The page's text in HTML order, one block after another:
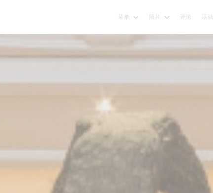
菜单 照片 评论 活动